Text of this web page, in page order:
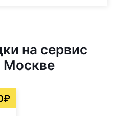
на сервис
Москве